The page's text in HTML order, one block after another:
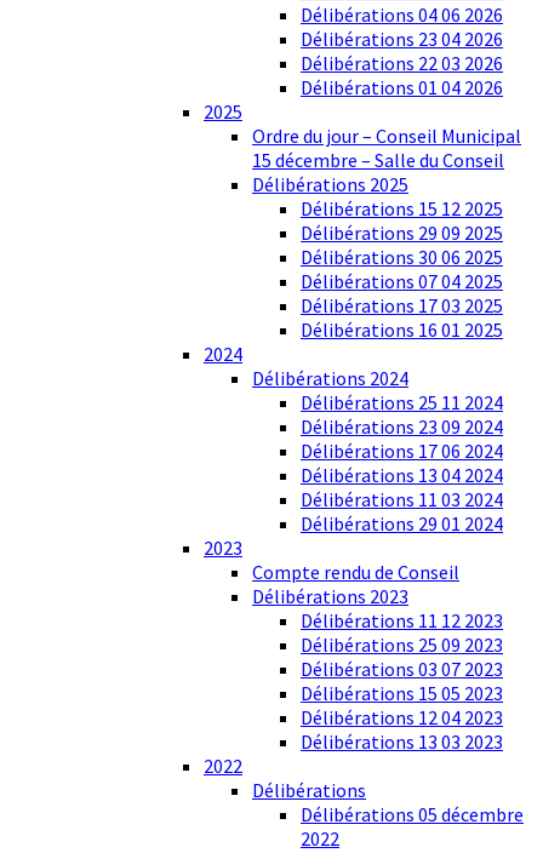
Délibérations 04 06 2026
Délibérations 23 04 2026
Délibérations 22 03 2026
Délibérations 01 04 2026
2025
Ordre du jour – Conseil Municipal
15 décembre – Salle du Conseil
Délibérations 2025
Délibérations 15 12 2025
Délibérations 29 09 2025
Délibérations 30 06 2025
Délibérations 07 04 2025
Délibérations 17 03 2025
Délibérations 16 01 2025
2024
Délibérations 2024
Délibérations 25 11 2024
Délibérations 23 09 2024
Délibérations 17 06 2024
Délibérations 13 04 2024
Délibérations 11 03 2024
Délibérations 29 01 2024
2023
Compte rendu de Conseil
Délibérations 2023
Délibérations 11 12 2023
Délibérations 25 09 2023
Délibérations 03 07 2023
Délibérations 15 05 2023
Délibérations 12 04 2023
Délibérations 13 03 2023
2022
Délibérations
Délibérations 05 décembre
2022